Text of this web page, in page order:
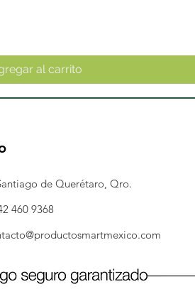
al carrito
de Querétaro, Qro.
460 9368